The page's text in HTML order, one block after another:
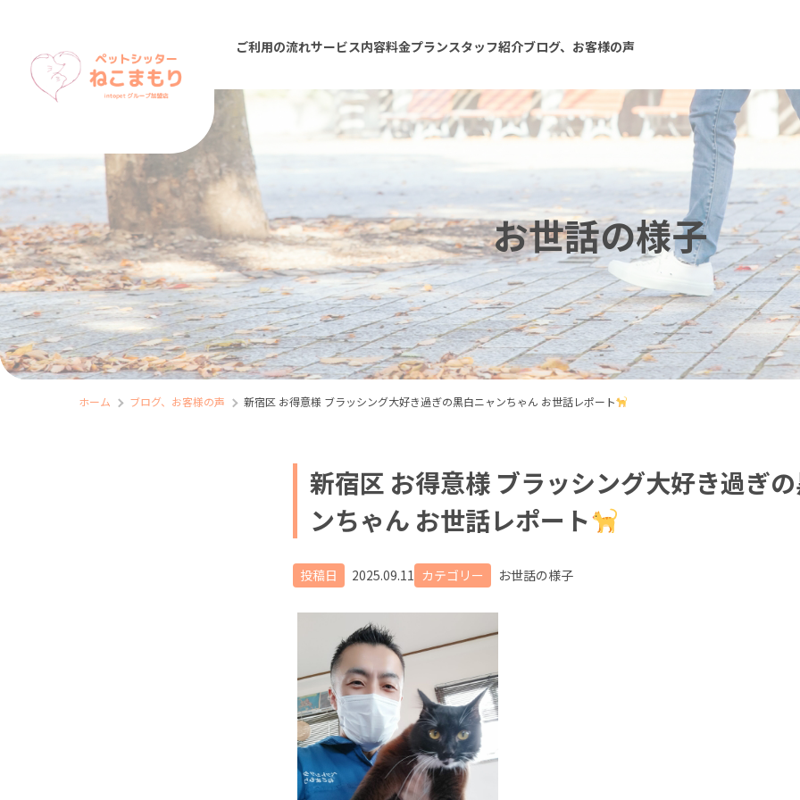
ご利用の流れサービス内容料金プランスタッフ紹介ブログ、お客様の声
お世話の様子
ホーム ブログ、お客様の声 新宿区 お得意様 ブラッシング大好き過ぎの黒白ニャンちゃん お世話レポート
新宿区 お得意様 ブラッシング大好き過ぎ
ンちゃん お世話レポート
投稿日 2025.09.11 カテゴリー お世話の様子